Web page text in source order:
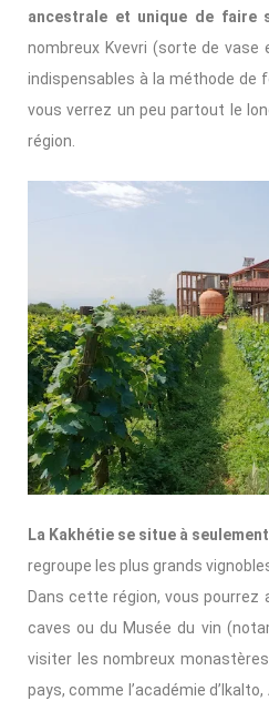
ancestrale et unique de faire
nombreux Kvevri (sorte de
indispensables à la méthode de
vous verrez un peu partout le
région.
La Kakhétie se situe à
regroupe les plus grands
Dans cette région, vous pourrez
caves ou du Musée du vin
visiter les nombreux
pays, comme l’académie